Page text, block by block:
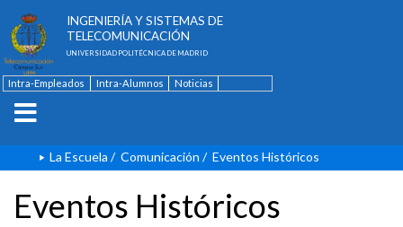
INGENIERÍA Y SISTEMAS DE
TELECOMUNICACIÓN
UNIVERSIDAD POLITÉCNICA DE MADRID
Intra-Empleados Intra-Alumnos
Noticias
La Escuela / Comunicación / Eventos Históricos
Eventos Históricos